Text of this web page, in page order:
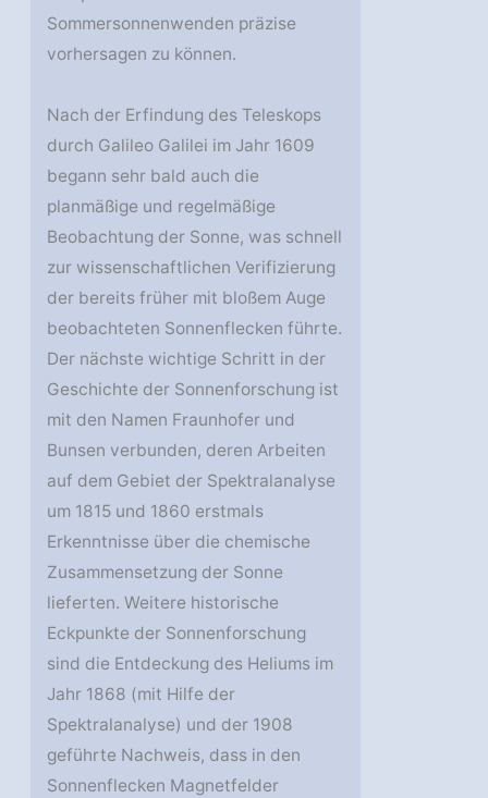
Sommersonnenwenden präzise
vorhersagen zu können.
Nach der Erfindung des Teleskops
durch Galileo Galilei im Jahr 1609
begann sehr bald auch die
planmäßige und regelmäßige
Beobachtung der Sonne, was schnell
zur wissenschaftlichen Verifizierung
der bereits früher mit bloßem Auge
beobachteten Sonnenflecken führte.
Der nächste wichtige Schritt in der
Geschichte der Sonnenforschung ist
mit den Namen Fraunhofer und
Bunsen verbunden, deren Arbeiten
auf dem Gebiet der Spektralanalyse
um 1815 und 1860 erstmals
Erkenntnisse über die chemische
Zusammensetzung der Sonne
lieferten. Weitere historische
Eckpunkte der Sonnenforschung
sind die Entdeckung des Heliums im
Jahr 1868 (mit Hilfe der
Spektralanalyse) und der 1908
geführte Nachweis, dass in den
Sonnenflecken Magnetfelder